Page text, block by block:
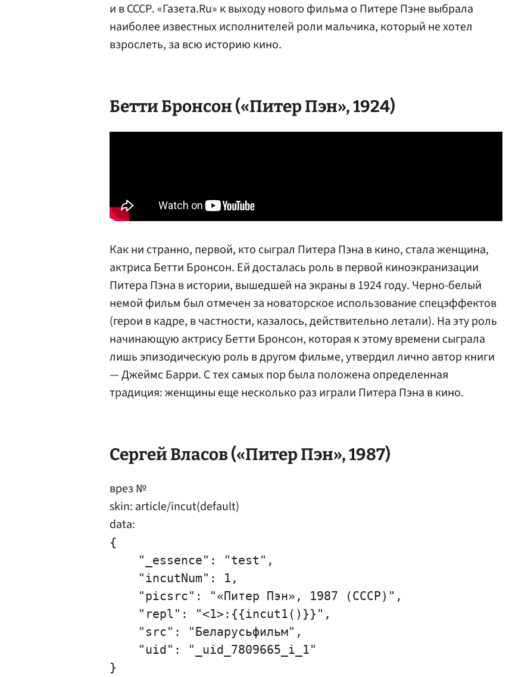
и в СССР. «Газета.Ru» к выходу нового фильма о Питере Пэне выбрала
наиболее известных исполнителей роли мальчика, который не хотел
взрослеть, за всю историю кино.
Бетти Бронсон(«Питер Пэн», 1924)
Как ни странно, первой, кто сыграл Питера Пэна в кино, стала женщина,
актриса Бетти Бронсон. Ей досталась роль в первой киноэкранизации
Питера Пэна в истории, вышедшей на экраны в 1924 году. Черно-белый
немой фильм был отмечен за новаторское использование спецэффектов
(герои в кадре, в частности, казалось, действительно летали). На эту роль
начинающую актрису Бетти Бронсон, которая к этому времени сыграла
лишь эпизодическую роль в другом фильме, утвердил лично автор книги
— Джеймс Барри. С тех самых пор была положена определенная
традиция: женщины еще несколько раз играли Питера Пэна в кино.
Сергей Власов(«Питер Пэн», 1987)
врез №
skin: article/incut(default)
data:
{
    "_essence": "test",
    "incutNum": 1,
    "picsrc": "«Питер Пэн», 1987 (СССР)",
    "repl": "<1>:{{incut1()}}",
    "src": "Беларусьфильм",
    "uid": "_uid_7809665_i_1"